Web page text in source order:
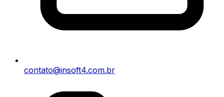
contato@insoft4.com.br